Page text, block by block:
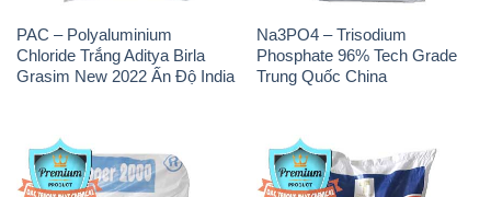
PAC – Polyaluminium
Chloride Trắng Aditya Birla
Grasim New 2022 Ấn Độ India
Na3PO4 – Trisodium
Phosphate 96% Tech Grade
Trung Quốc China